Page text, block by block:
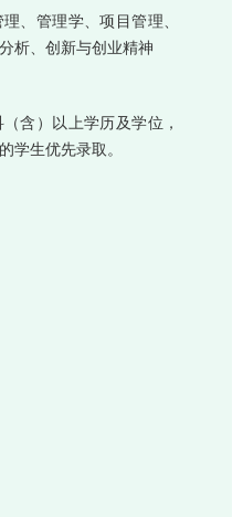
理、管理学、项目管理、
析、创新与创业精神
含）以上学历及学位，
学生优先录取。